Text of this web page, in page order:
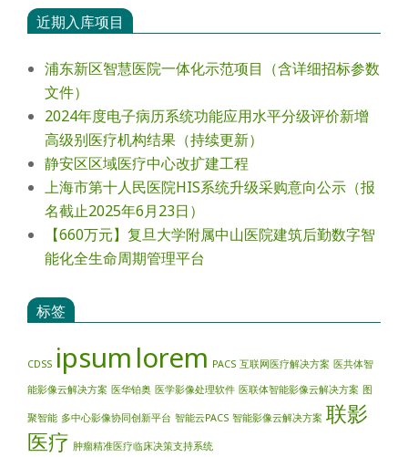
近期入库项目
浦东新区智慧医院一体化示范项目（含详细招标参数
文件）
2024年度电⼦病历系统功能应⽤⽔平分级评价新增
⾼级别医疗机构结果（持续更新）
静安区区域医疗中心改扩建工程
上海市第十人民医院HIS系统升级采购意向公示（报
名截止2025年6月23日）
【660万元】复旦大学附属中山医院建筑后勤数字智
能化全生命周期管理平台
标签
CDSS ipsum lorem PACS 互联网医疗解决方案 医共体智
能影像云解决方案 医华铂奥 医学影像处理软件 医联体智能影像云解决方案 图
聚智能 多中心影像协同创新平台 智能云PACS 智能影像云解决方案 联影
医疗 肿瘤精准医疗临床决策支持系统